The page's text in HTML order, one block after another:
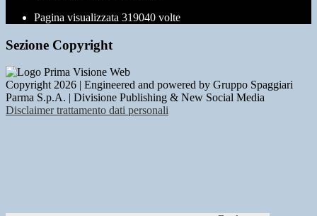
Pagina visualizzata 319040 volte
Sezione Copyright
Copyright 2026 | Engineered and powered by Gruppo Spaggiari
Parma S.p.A. | Divisione Publishing & New Social Media
Disclaimer trattamento dati personali